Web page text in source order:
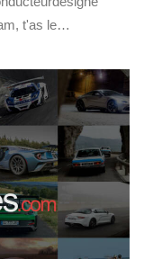
t'as le…